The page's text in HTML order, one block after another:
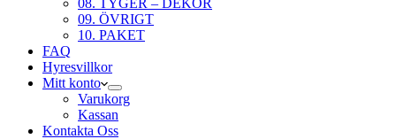
08. TYGER – DEKOR
09. ÖVRIGT
10. PAKET
FAQ
Hyresvillkor
Mitt konto
Varukorg
Kassan
Kontakta Oss